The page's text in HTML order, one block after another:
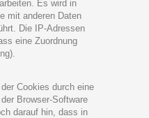
Es wird in
mit anderen Daten
Die IP-Adressen
eine Zuordnung
Cookies durch eine
Browser-Software
darauf hin, dass in